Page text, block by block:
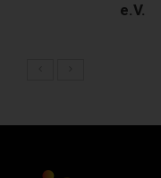
e.V.